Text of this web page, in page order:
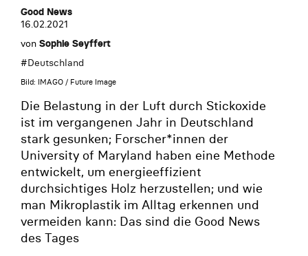
Good News
16.02.2021
von Sophie Seyffert
#Deutschland
Bild: IMAGO / Future Image
Die Belastung in der Luft durch Stickoxide
ist im vergangenen Jahr in Deutschland
stark gesunken; Forscher*innen der
University of Maryland haben eine Methode
entwickelt, um energieeffizient
durchsichtiges Holz herzustellen; und wie
man Mikroplastik im Alltag erkennen und
vermeiden kann: Das sind die Good News
des Tages